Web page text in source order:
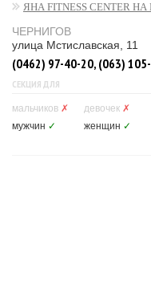
ЯНА FITNESS CENTER
ЧЕРНИГОВ
улица Мстиславская, 11
(0462) 97-40-20, (063)
СЕКЦИЯ ДЛЯ
мальчиков ✗ девочек ✗
мужчин ✓ женщин ✓